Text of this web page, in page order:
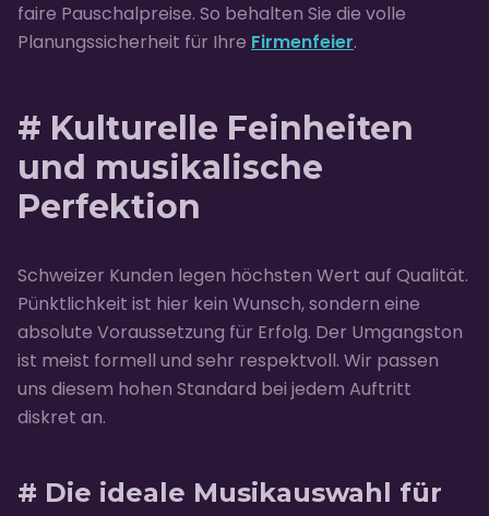
faire Pauschalpreise. So behalten Sie die volle
Planungssicherheit für Ihre Firmenfeier.
# Kulturelle Feinheiten
und musikalische
Perfektion
Schweizer Kunden legen höchsten Wert auf Qualität.
Pünktlichkeit ist hier kein Wunsch, sondern eine
absolute Voraussetzung für Erfolg. Der Umgangston
ist meist formell und sehr respektvoll. Wir passen
uns diesem hohen Standard bei jedem Auftritt
diskret an.
# Die ideale Musikauswahl für